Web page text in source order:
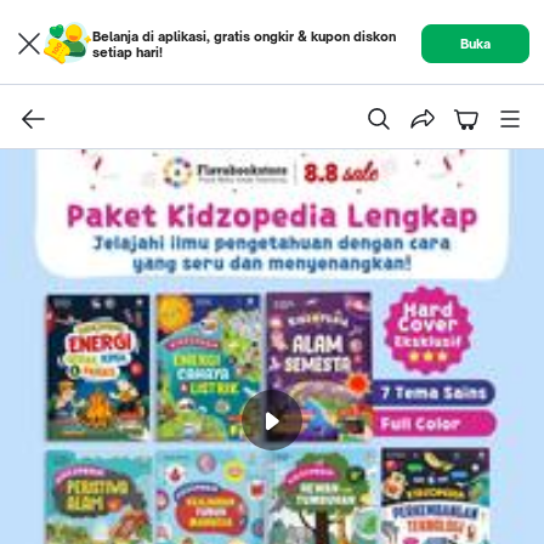
Belanja di aplikasi, gratis ongkir & kupon diskon
setiap hari!
Buka